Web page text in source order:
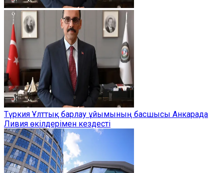
Түркия Ұлттық барлау ұйымының басшысы Анкарада
Ливия өкілдерімен кездесті